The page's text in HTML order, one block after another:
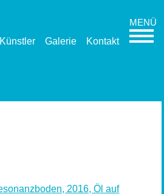
Künstler Galerie Kontakt